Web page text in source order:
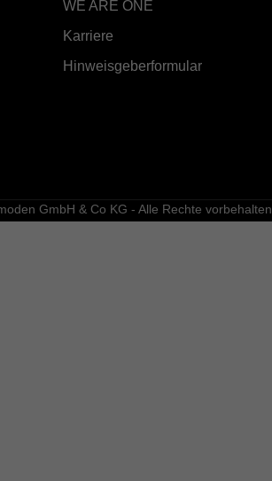
WE ARE ONE
Karriere
Hinweisgeberformular
GmbH & Co KG - Alle Rechte vorbehalten.